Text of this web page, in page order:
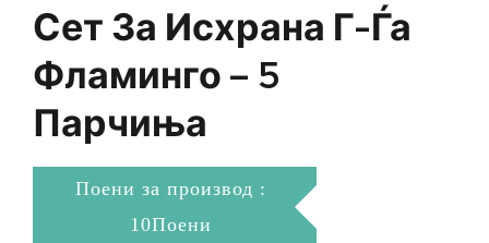
Сет За Исхрана Г-Ѓа
Фламинго – 5
Парчиња
Поени за производ :
10Поени